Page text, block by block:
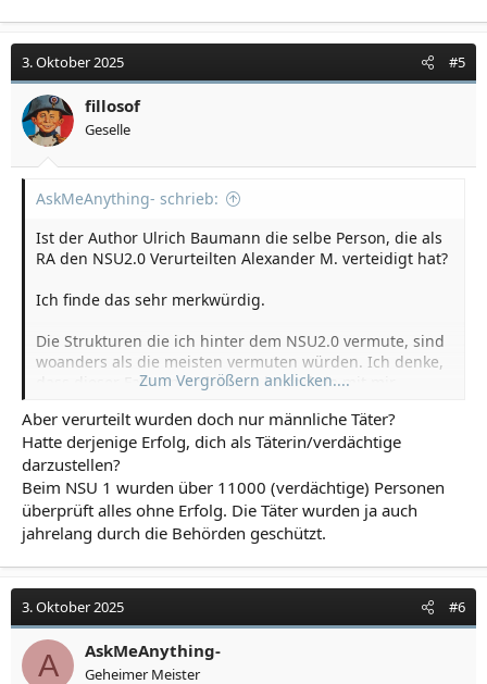
3. Oktober 2025 #5
fillosof
Geselle
AskMeAnything- schrieb:
Ist der Author Ulrich Baumann die selbe Person, die als
RA den NSU2.0 Verurteilten Alexander M. verteidigt hat?
Ich finde das sehr merkwürdig.
Die Strukturen die ich hinter dem NSU2.0 vermute, sind
woanders als die meisten vermuten würden. Ich denke,
dass dieser Fall von Anfang an irgendwie mit mir
sollte.
So konnte ich Einblicke in Methoden und Strukturen
gewinnen. Aber es ist schwierig das Ganze greifbar zu
formulieren.
Zum Vergrößern anklicken....
Aber verurteilt wurden doch nur männliche Täter?
Hatte derjenige Erfolg, dich als Täterin/verdächtige
darzustellen?
Beim NSU 1 wurden über 11000 (verdächtige) Personen
überprüft alles ohne Erfolg. Die Täter wurden ja auch
jahrelang durch die Behörden geschützt.
3. Oktober 2025 #6
A AskMeAnything-
Geheimer Meister